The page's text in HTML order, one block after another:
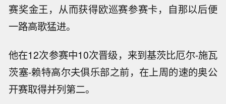
赛奖金王，从而获得欧巡赛参赛卡，自那以后便
一路高歌猛进。
他在12次参赛中10次晋级，来到基茨比厄尔-施瓦
茨塞-赖特高尔夫俱乐部之前，在上周的速的奥公
开赛取得并列第二。